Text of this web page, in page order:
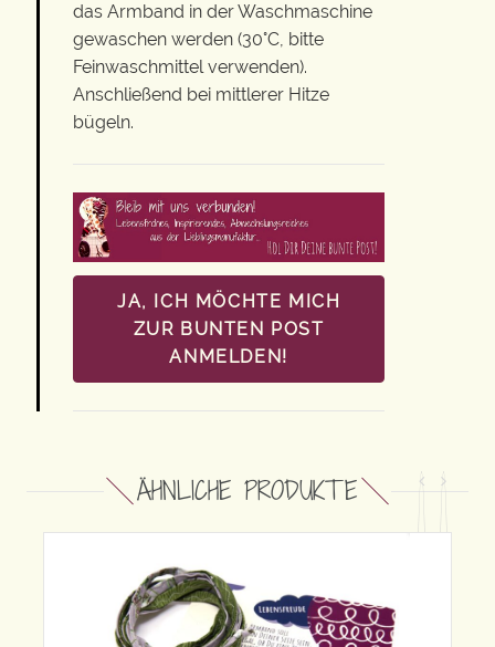
das Armband in der Waschmaschine
gewaschen werden (30°C, bitte
Feinwaschmittel verwenden).
Anschließend bei mittlerer Hitze
bügeln.
JA, ICH MÖCHTE MICH
ZUR BUNTEN POST
ANMELDEN!
ÄHNLICHE PRODUKTE